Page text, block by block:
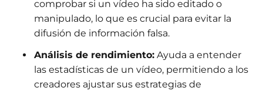
comprobar si un vídeo ha sido editado o
manipulado, lo que es crucial para evitar la
difusión de información falsa.
Análisis de rendimiento: Ayuda a entender
las estadísticas de un vídeo, permitiendo a los
creadores ajustar sus estrategias de